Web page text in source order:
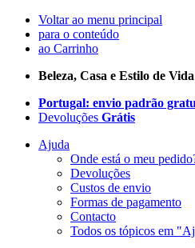
Voltar ao menu principal
para o conteúdo
ao Carrinho
Beleza, Casa e Estilo de Vida
Portugal: envio padrão
Devoluções Grátis
Ajuda
Onde está o meu
Devoluções
Custos de envio
Formas de pagamento
Contacto
Todos os tópicos em